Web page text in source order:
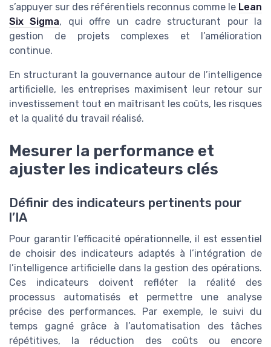
s’appuyer sur des référentiels reconnus comme le Lean
Six Sigma, qui offre un cadre structurant pour la
gestion de projets complexes et l’amélioration
continue.
En structurant la gouvernance autour de l’intelligence
artificielle, les entreprises maximisent leur retour sur
investissement tout en maîtrisant les coûts, les risques
et la qualité du travail réalisé.
Mesurer la performance et
ajuster les indicateurs clés
Définir des indicateurs pertinents pour
l’IA
Pour garantir l’efficacité opérationnelle, il est essentiel
de choisir des indicateurs adaptés à l’intégration de
l’intelligence artificielle dans la gestion des opérations.
Ces indicateurs doivent refléter la réalité des
processus automatisés et permettre une analyse
précise des performances. Par exemple, le suivi du
temps gagné grâce à l’automatisation des tâches
répétitives, la réduction des coûts ou encore